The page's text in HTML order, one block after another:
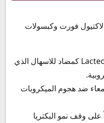
فورت وكبسولات
يعمل لاكتيول فورت Lacteol Fort كمضاد للاسهال الذي
ضد هجوم الميكروبات
على وقف نمو البكتريا